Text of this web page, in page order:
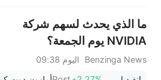
ما الذي يحدث لسهم شركة
NVIDIA يوم الجمعة؟
Benzinga News
اليوم 09:38